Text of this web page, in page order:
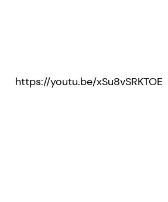
https://youtu.be/xSu8vSRKTOE